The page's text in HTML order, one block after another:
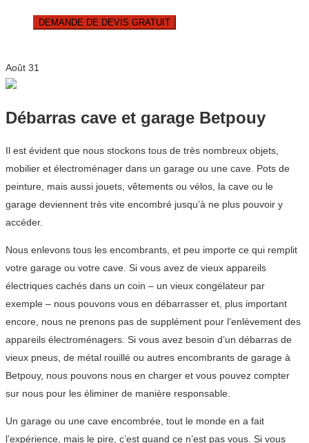
DEMANDE DE DEVIS GRATUIT
Août 31
Débarras cave et garage Betpouy
Il est évident que nous stockons tous de très nombreux objets,
mobilier et électroménager dans un garage ou une cave. Pots de
peinture, mais aussi jouets, vêtements ou vélos, la cave ou le
garage deviennent très vite encombré jusqu’à ne plus pouvoir y
accéder.
Nous enlevons tous les encombrants, et peu importe ce qui remplit
votre garage ou votre cave. Si vous avez de vieux appareils
électriques cachés dans un coin – un vieux congélateur par
exemple – nous pouvons vous en débarrasser et, plus important
encore, nous ne prenons pas de supplément pour l’enlèvement des
appareils électroménagers. Si vous avez besoin d’un débarras de
vieux pneus, de métal rouillé ou autres encombrants de garage à
Betpouy, nous pouvons nous en charger et vous pouvez compter
sur nous pour les éliminer de manière responsable.
Un garage ou une cave encombrée, tout le monde en a fait
l’expérience, mais le pire, c’est quand ce n’est pas vous. Si vous